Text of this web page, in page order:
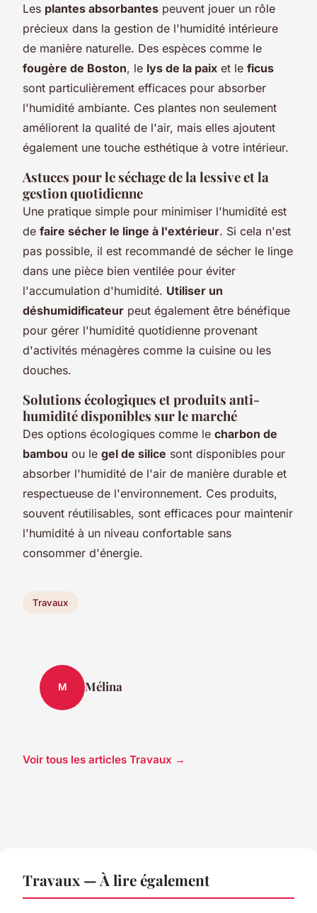
Les plantes absorbantes peuvent jouer un rôle
précieux dans la gestion de l'humidité intérieure
de manière naturelle. Des espèces comme le
fougère de Boston, le lys de la paix et le ficus
sont particulièrement efficaces pour absorber
l'humidité ambiante. Ces plantes non seulement
améliorent la qualité de l'air, mais elles ajoutent
également une touche esthétique à votre intérieur.
Astuces pour le séchage de la lessive et la
gestion quotidienne
Une pratique simple pour minimiser l'humidité est
de faire sécher le linge à l'extérieur. Si cela n'est
pas possible, il est recommandé de sécher le linge
dans une pièce bien ventilée pour éviter
l'accumulation d'humidité. Utiliser un
déshumidificateur peut également être bénéfique
pour gérer l'humidité quotidienne provenant
d'activités ménagères comme la cuisine ou les
douches.
Solutions écologiques et produits anti-
humidité disponibles sur le marché
Des options écologiques comme le charbon de
bambou ou le gel de silice sont disponibles pour
absorber l'humidité de l'air de manière durable et
respectueuse de l'environnement. Ces produits,
souvent réutilisables, sont efficaces pour maintenir
l'humidité à un niveau confortable sans
consommer d'énergie.
Travaux
M Mélina
Voir tous les articles Travaux →
Travaux — À lire également